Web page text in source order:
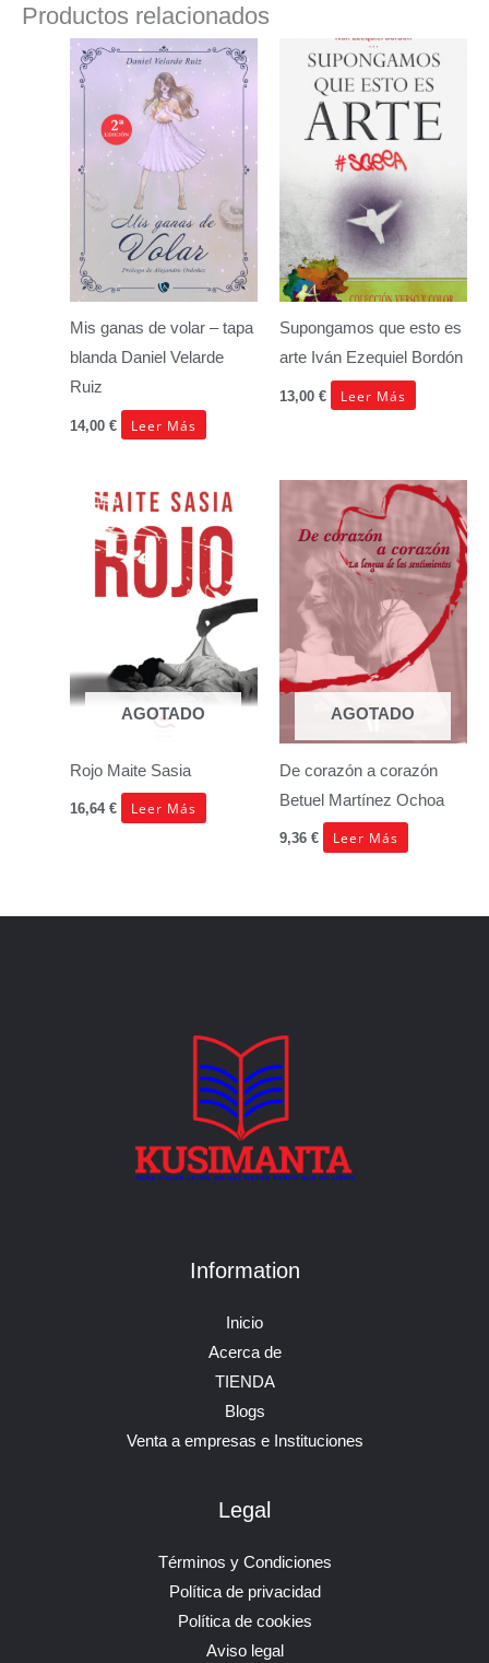
Productos relacionados
Mis ganas de volar – tapa
blanda Daniel Velarde
Ruiz
14,00 € Leer Más
Supongamos que esto es
arte Iván Ezequiel Bordón
13,00 € Leer Más
AGOTADO
Rojo Maite Sasia
16,64 € Leer Más
AGOTADO
De corazón a corazón
Betuel Martínez Ochoa
9,36 € Leer Más
Information
Inicio
Acerca de
TIENDA
Blogs
Venta a empresas e Instituciones
Legal
Términos y Condiciones
Política de privacidad
Política de cookies
Aviso legal